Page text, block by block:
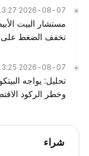
2026-08-07 13:27
مستشار البيت
تخفف الضغط على
2026-08-07 13:25
تحليل: يواجه
وخطر الركود
شراء